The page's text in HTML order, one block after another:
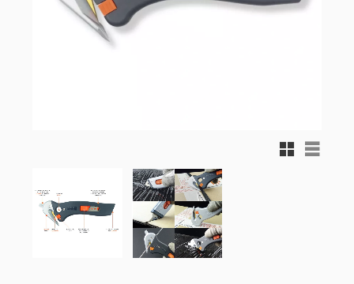
Rutnätsvy
Listvy